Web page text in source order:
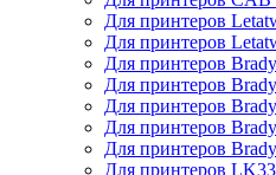
Для принтеров
Для принтеров
Для принтеров
Для принтеров
Для принтеров
Для принтеров
Для принтеров
Для принтеров